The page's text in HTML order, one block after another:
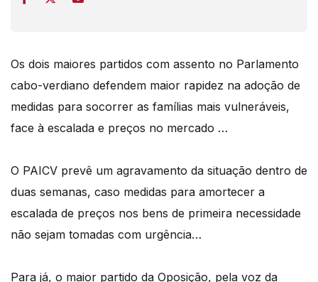
Os dois maiores partidos com assento no Parlamento
cabo-verdiano defendem maior rapidez na adoção de
medidas para socorrer as famílias mais vulneráveis,
face à escalada e preços no mercado …
O PAICV prevê um agravamento da situação dentro de
duas semanas, caso medidas para amortecer a
escalada de preços nos bens de primeira necessidade
não sejam tomadas com urgência…
Para já, o maior partido da Oposição, pela voz da